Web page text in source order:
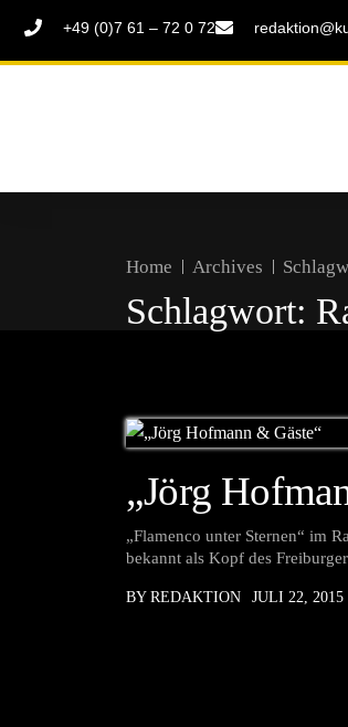
+49 (0)7 61 – 72 0 72
Home Archives
Schlagwort:
„Jörg
„Flamenco unter Sternen“ im
bekannt als Kopf des
BY REDAKTION JULI 22, 2015